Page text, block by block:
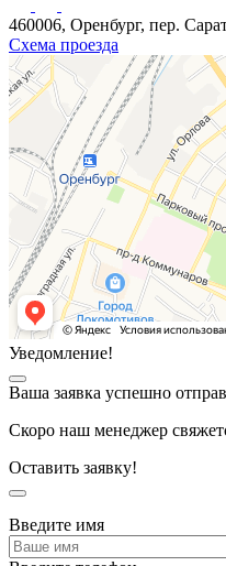
460006, Оренбург, пер.
Схема проезда
Уведомление!
Ваша заявка успешно
Скоро наш менеджер
Оставить заявку!
Введите имя